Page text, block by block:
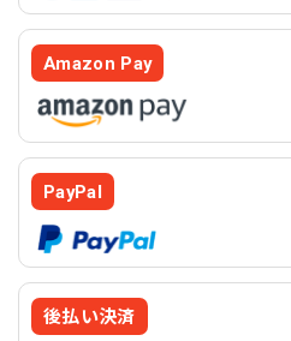
Amazon Pay
PayPal
後払い決済